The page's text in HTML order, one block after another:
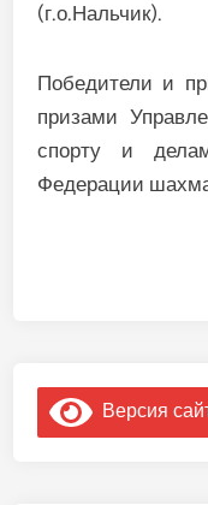
(г.о.Нальчик).
Победители и
призами
спорту и
Федерации
Версия